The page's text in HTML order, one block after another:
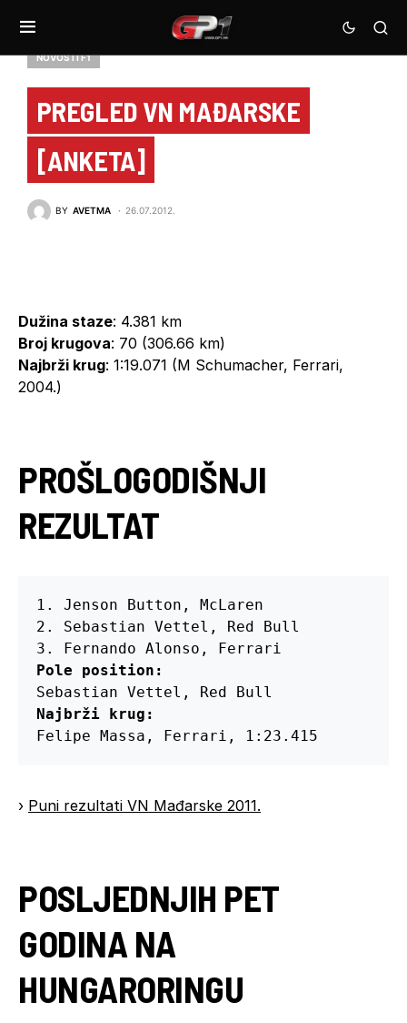
NOVOSTI F1
PREGLED VN MAĐARSKE
[ANKETA]
BY AVETMA 26.07.2012.
Dužina staze: 4.381 km
Broj krugova: 70 (306.66 km)
Najbrži krug: 1:19.071 (M Schumacher, Ferrari,
2004.)
PROŠLOGODIŠNJI
REZULTAT
1. Jenson Button, McLaren
2. Sebastian Vettel, Red Bull
Pole position:
Najbrži krug:
Felipe Massa, Ferrari, 1:23.415
› Puni rezultati VN Mađarske 2011.
POSLJEDNJIH PET
GODINA NA
HUNGARORINGU